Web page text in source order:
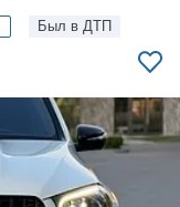
Был в ДТП